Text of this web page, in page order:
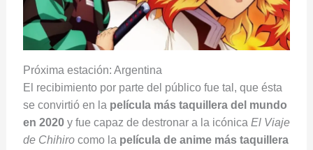
Próxima estación: Argentina
El recibimiento por parte del público fue tal, que ésta
se convirtió en la película más taquillera del mundo
en 2020y fue capaz de destronar a la icónica El Viaje
de Chihirocomo la película de anime más taquillera